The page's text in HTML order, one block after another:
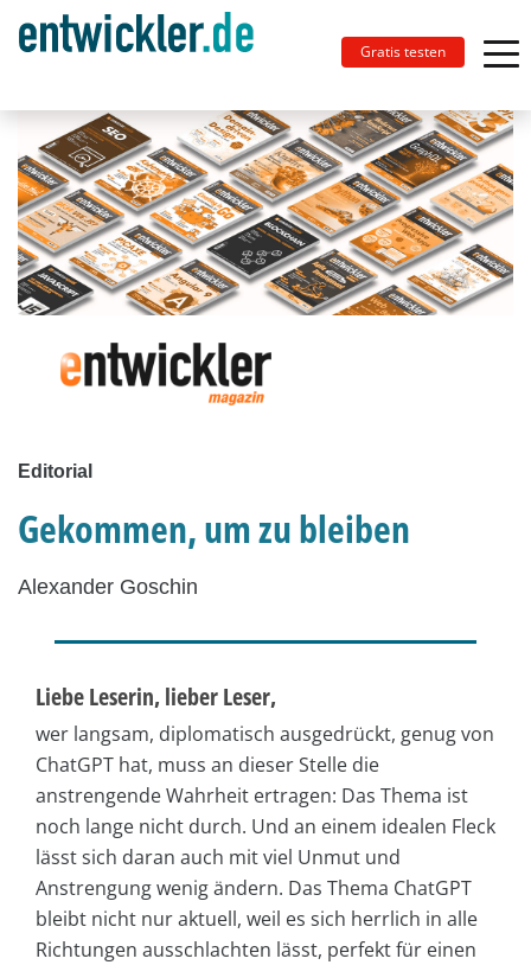
Gratis testen
Editorial
Gekommen, um zu bleiben
Alexander Goschin
Liebe Leserin, lieber Leser,
wer langsam, diplomatisch ausgedrückt, genug von
ChatGPT hat, muss an dieser Stelle die
anstrengende Wahrheit ertragen: Das Thema ist
noch lange nicht durch. Und an einem idealen Fleck
lässt sich daran auch mit viel Unmut und
Anstrengung wenig ändern. Das Thema ChatGPT
bleibt nicht nur aktuell, weil es sich herrlich in alle
Richtungen ausschlachten lässt, perfekt für einen